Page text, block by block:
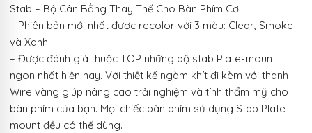
Stab – Bộ Cân Bằng Thay Thế Cho Bàn Phím Cơ
– Phiên bản mới nhất được recolor với 3 màu: Clear, Smoke
và Xanh.
– Được đánh giá thuộc TOP những bộ stab Plate-mount
ngon nhất hiện nay. Với thiết kế ngàm khít đi kèm với thanh
Wire vàng giúp nâng cao trải nghiệm và tính thẩm mỹ cho
bàn phím của bạn. Mọi chiếc bàn phím sử dụng Stab Plate-
mount đều có thể dùng.